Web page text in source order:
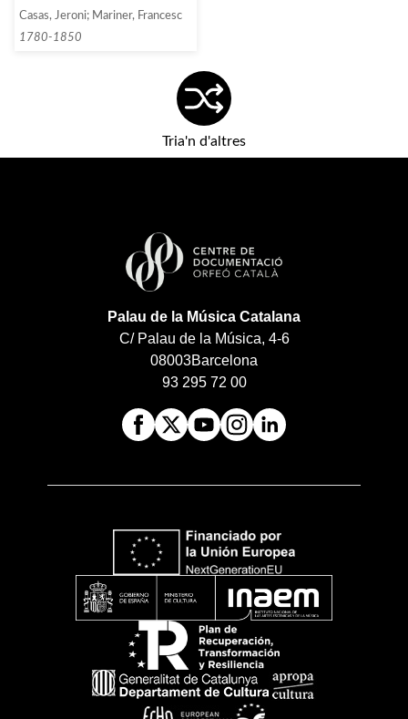
Gloria de Francisco Mariner;
Versos 6to tono para los kiries
Casas, Jeroni; Mariner, Francesc
1780-1850
Tria'n d'altres
Palau de la Música Catalana
C/ Palau de la Música, 4-6
08003Barcelona
93 295 72 00